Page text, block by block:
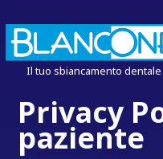
Il tuo sbiancamento dentale
Privacy
paziente